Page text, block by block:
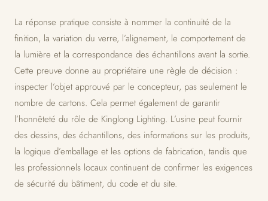
La réponse pratique consiste à nommer la continuité de la
finition, la variation du verre, l’alignement, le comportement de
la lumière et la correspondance des échantillons avant la sortie.
Cette preuve donne au propriétaire une règle de décision :
inspecter l’objet approuvé par le concepteur, pas seulement le
nombre de cartons. Cela permet également de garantir
l’honnêteté du rôle de Kinglong Lighting. L’usine peut fournir
des dessins, des échantillons, des informations sur les produits,
la logique d’emballage et les options de fabrication, tandis que
les professionnels locaux continuent de confirmer les exigences
de sécurité du bâtiment, du code et du site.